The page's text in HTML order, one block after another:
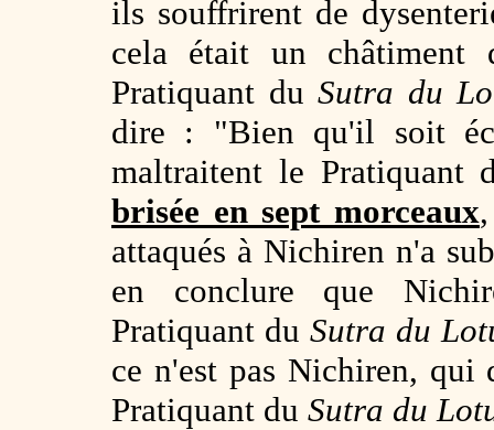
ils souffrirent de
cela était un
Pratiquant duSutra du
dire : "Bien qu'il soit
maltraitent le Pratiquant
brisée en sept morceaux
attaqués à Nichiren n'a
en conclure que
Pratiquant du Sutra du
ce n'est pas Nichiren, qui
Pratiquant du Sutra du